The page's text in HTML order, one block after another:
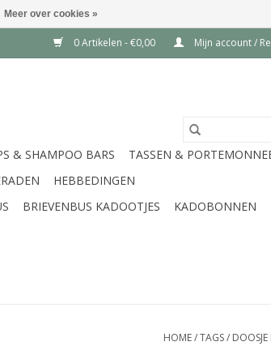
0 Artikelen - €0,00 Mijn account /
& SHAMPOO BARS
TASSEN &
HEBBEDINGEN
BRIEVENBUS KADOOTJES
KADOBONNEN
HOME/TAGS/
Meer over cookies »